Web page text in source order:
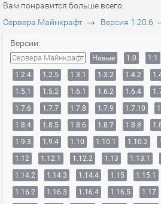
Вам понравится больше всего.
Сервера Майнкрафт → Версия 1.20.6
Версии:
Сервера Майнкрафт Новые 1.0 1.1
1.2.4
1.2.5 1.3.1 1.3.2 1.4.2
1.5.1
1.5.2 1.6.1 1.6.2 1.6.4
1.7.6
1.7.7 1.7.8 1.7.9 1.7.10
1.8.4
1.8.5 1.8.6 1.8.7 1.8.8
1.9.3
1.9.4 1.10 1.10.1 1.10.2
1.12
1.12.1 1.12.2 1.13 1.13.1
1.14.2
1.14.3 1.14.4 1.15 1.15.1
1.16.2
1.16.3 1.16.4 1.16.5 1.17